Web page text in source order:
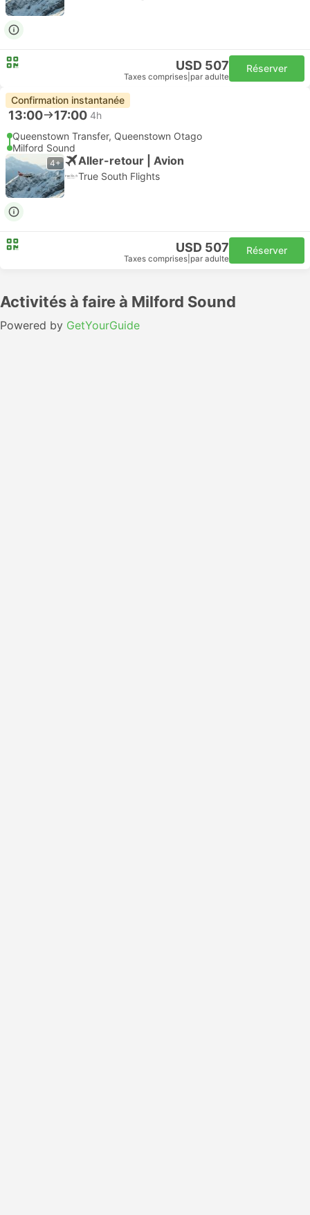
USD 507
Taxes comprises par adulte
Réserver
Confirmation instantanée
13:00 17:00 4h
Queenstown Transfer, Queenstown Otago
Milford Sound
4+ Aller-retour | Avion
True South Flights
USD 507
Taxes comprises par adulte
Réserver
Activités à faire à Milford Sound
Powered by GetYourGuide